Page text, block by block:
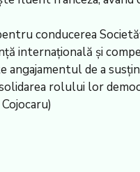
conducerea
internațională și
angajamentul de a
rolului lor